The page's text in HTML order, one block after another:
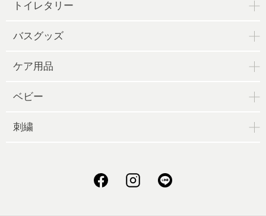
トイレタリー
バスグッズ
ケア用品
ベビー
刺繍